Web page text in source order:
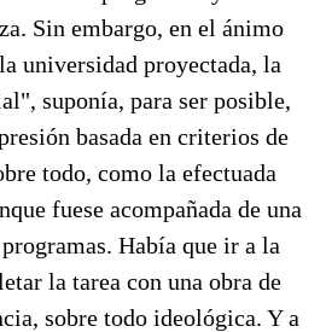
Sin embargo, en el ánimo
universidad proyectada, la
suponía, para ser posible,
basada en criterios de
todo, como la efectuada
fuese acompañada de una
Había que ir a la
la tarea con una obra de
sobre todo ideológica. Y a